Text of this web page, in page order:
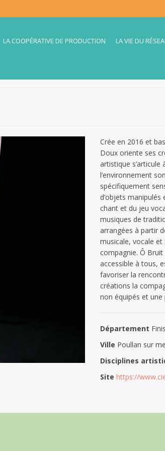
LA COOPÉRATIVE DE PRODUCTION LA VIE DU
Crée en 2016 et
Doux oriente ses
artistique
l’environnement
spécifiquement
d’objets manipulés
chant et du jeu
musiques de
arrangées à partir
musicale, vocale et
compagnie. Ô
accessible à tous,
favoriser la
créations la
non équipés et
Département
Ville Poullan sur
Disciplines
Site https://